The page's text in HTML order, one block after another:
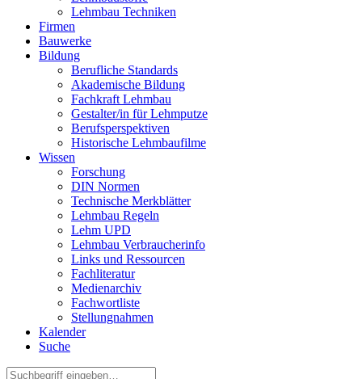
Lehmbau Techniken
Firmen
Bauwerke
Bildung
Berufliche Standards
Akademische Bildung
Fachkraft Lehmbau
Gestalter/in für Lehmputze
Berufsperspektiven
Historische Lehmbaufilme
Wissen
Forschung
DIN Normen
Technische Merkblätter
Lehmbau Regeln
Lehm UPD
Lehmbau Verbraucherinfo
Links und Ressourcen
Fachliteratur
Medienarchiv
Fachwortliste
Stellungnahmen
Kalender
Suche